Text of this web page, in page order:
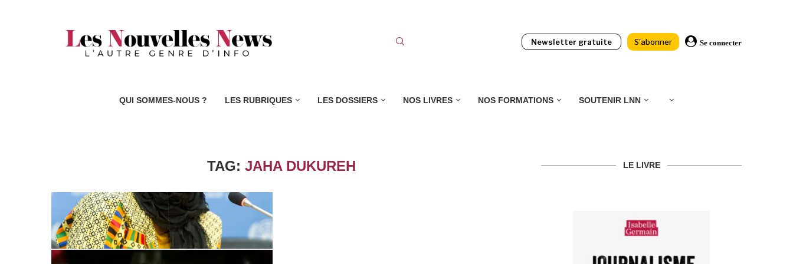
Newsletter gratuite S'abonner Se connecter
QUI SOMMES-NOUS ? LES RUBRIQUES LES DOSSIERS NOS LIVRES NOS FORMATIONS SOUTENIR LNN
TAG: JAHA DUKUREH LE LIVRE